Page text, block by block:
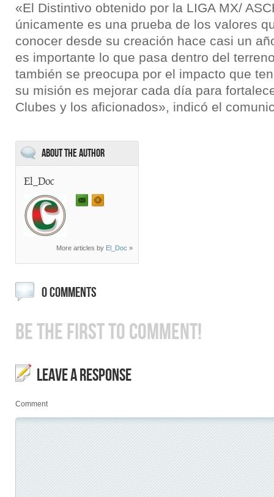
«El Distintivo obtenido por la LIGA MX/
únicamente es una prueba de los valores
conocer desde su creación hace casi un
es importante lo que pasa dentro del
también se preocupa por el impacto que
su misión es mejorar cada día para
Clubes y los aficionados», indicó el
About the Author
El_Doc
More articles by El_Doc »
0 COMMENTS
BE THE FIRST TO COMMENT!
LEAVE A RESPONSE
Comment